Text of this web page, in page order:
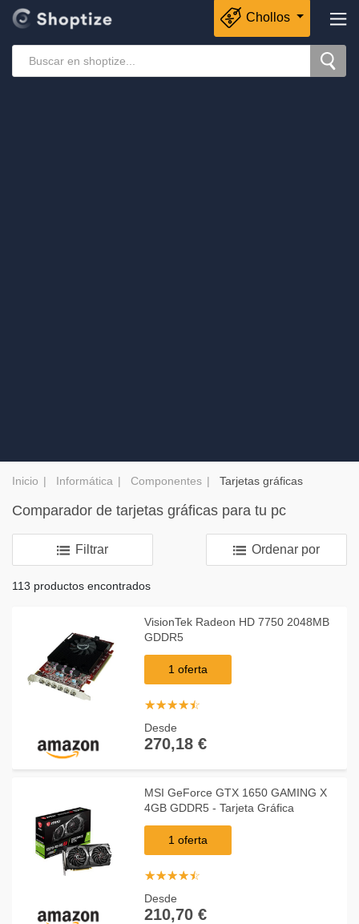
Chollos
Inicio Informática Componentes Tarjetas gráficas
Comparador de tarjetas gráficas para tu pc
Filtrar Ordenar por
113 productos encontrados
VisionTek Radeon HD 7750 2048MB
GDDR5
1 oferta
☆☆☆☆☆
★★★★★
Desde
270,18 €
MSI GeForce GTX 1650 GAMING X
4GB GDDR5 - Tarjeta Gráfica
1 oferta
☆☆☆☆☆
★★★★★
Desde
210,70 €